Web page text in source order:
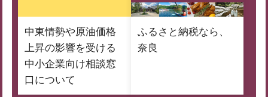
中東情勢や原油価格
上昇の影響を受ける
中小企業向け相談窓
口について
ふるさと納税なら、
奈良